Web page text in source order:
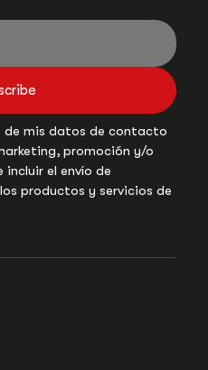
mis datos de contacto
promoción y/o
el envío de
productos y servicios de